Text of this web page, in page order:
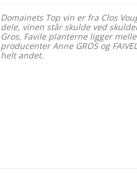
Domainets Top vin er fra Clos
dele, vinen står skulde ved
Gros, Favile planterne ligger
producenter Anne GROS og
helt andet.